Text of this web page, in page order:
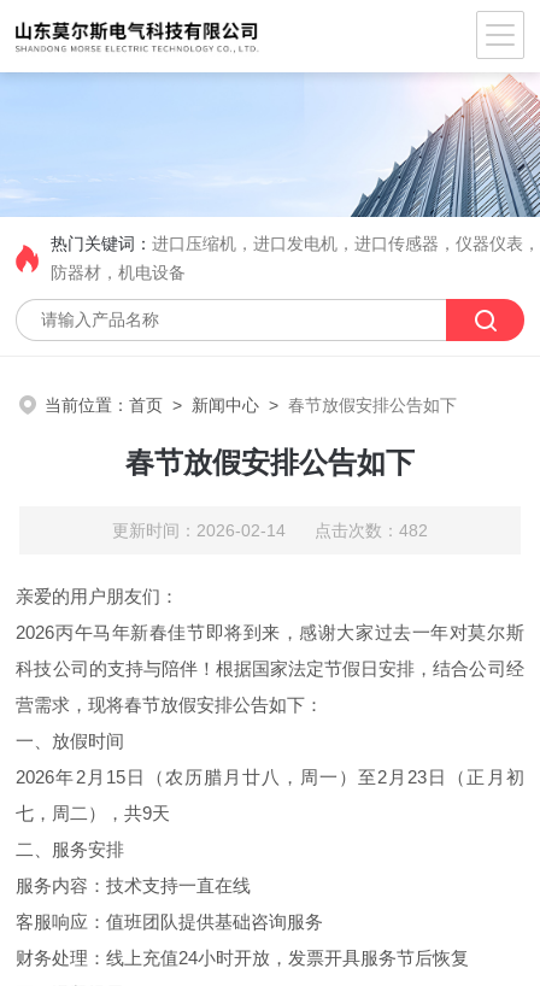
热门关键词：进口压缩机，进口发电机，进口传感器，仪器仪表
防器材，机电设备
当前位置：首页 > 新闻中心 >春节放假安排公告如下
春节放假安排公告如下
更新时间：2026-02-14 点击次数：482
亲爱的用户朋友们：
2026丙午马年新春佳节即将到来，感谢大家过去一年对莫尔斯
科技公司的支持与陪伴！根据国家法定节假日安排，结合公司经
营需求，现将春节放假安排公告如下：
一、放假时间
2026年2月15日（农历腊月廿八，周一）至2月23日（正月初
七，周二），共9天
二、服务安排
服务内容：技术支持一直在线
客服响应：值班团队提供基础咨询服务
财务处理：线上充值24小时开放，发票开具服务节后恢复